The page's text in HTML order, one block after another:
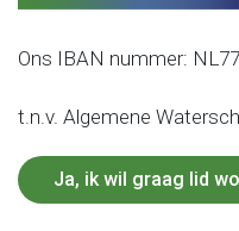
Ons IBAN nummer:
t.n.v. Algemene
Ja, ik wil graag lid